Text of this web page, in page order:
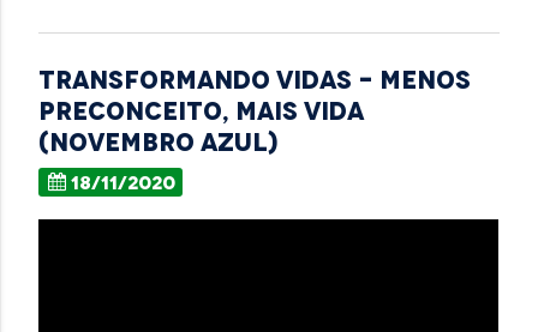
TRANSFORMANDO VIDAS - MENOS
PRECONCEITO, MAIS VIDA
(NOVEMBRO AZUL)
18/11/2020